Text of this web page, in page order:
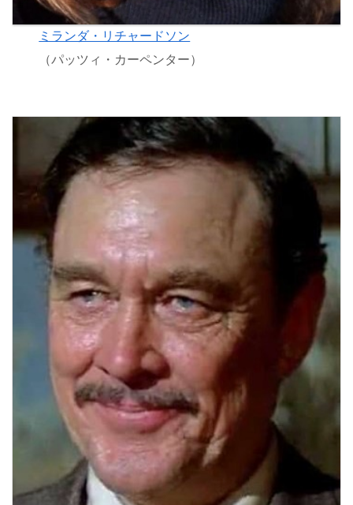
ミランダ・リチャードソン
（パッツィ・カーペンター）